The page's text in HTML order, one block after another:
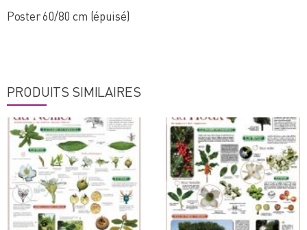
Poster 60/80 cm (épuisé)
PRODUITS SIMILAIRES